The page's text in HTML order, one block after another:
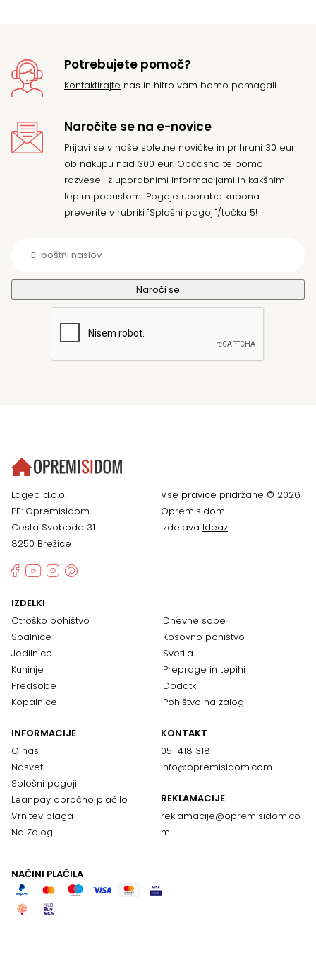
Potrebujete pomoč?
Kontaktirajte nas in hitro vam bomo pomagali.
Naročite se na e-novice
Prijavi se v naše spletne novičke in prihrani 30 eur
ob nakupu nad 300 eur. Občasno te bomo
razveseli z uporabnimi informacijami in kakšnim
lepim popustom! Pogoje uporabe kupona
preverite v rubriki "Splošni pogoji"/točka 5!
Lagea d.o.o.
PE: Opremisidom
Cesta Svobode 31
8250 Brežice
Vse pravice pridržane © 2026
Opremisidom
Izdelava Ideaz
IZDELKI
Otroško pohištvo
Spalnice
Jedilnice
Kuhinje
Predsobe
Kopalnice
Dnevne sobe
Kosovno pohištvo
Svetila
Preproge in tepihi
Dodatki
Pohištvo na zalogi
INFORMACIJE
O nas
Nasveti
Splošni pogoji
Leanpay obročno plačilo
Vrnitev blaga
Na Zalogi
KONTAKT
051 418 318
info@opremisidom.com
REKLAMACIJE
reklamacije@opremisidom.co
m
NAČINI PLAČILA